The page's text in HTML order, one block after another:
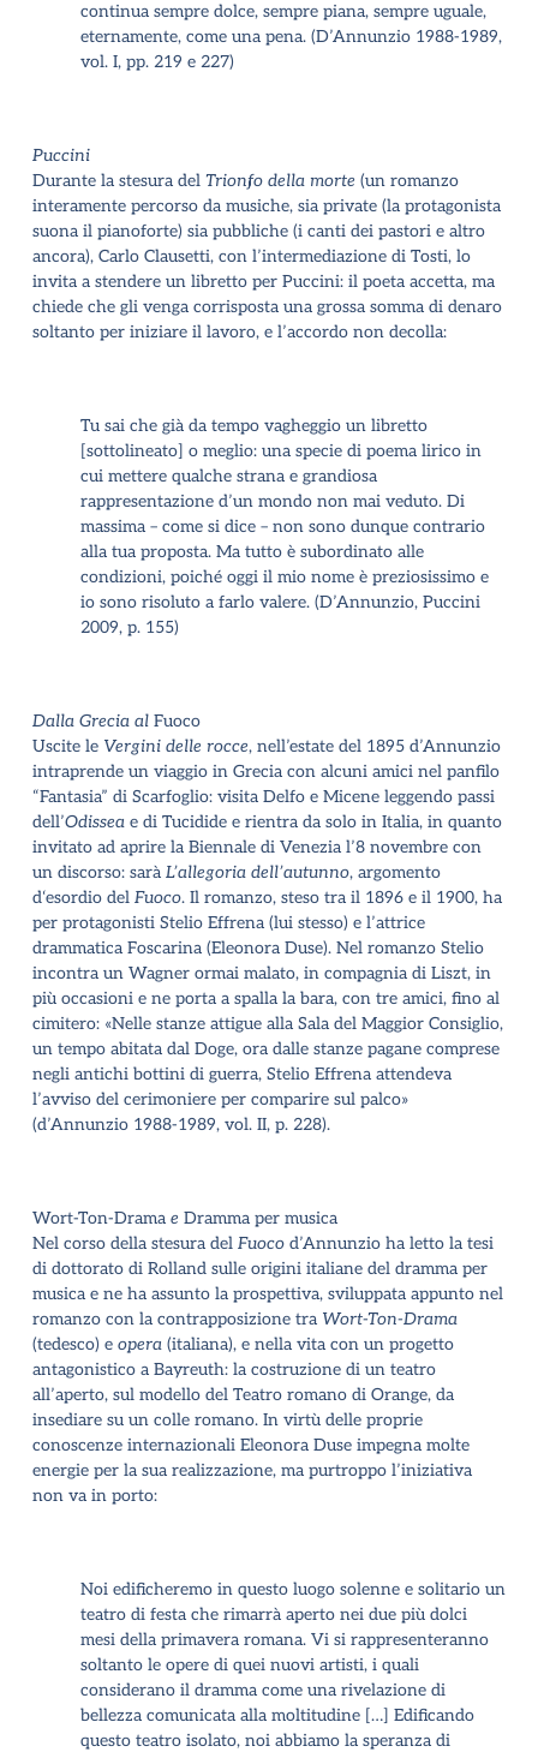
continua sempre dolce, sempre piana, sempre uguale,
eternamente, come una pena. (D’Annunzio 1988-1989,
vol. I, pp. 219 e 227)
Puccini
Durante la stesura del Trionfo della morte (un romanzo
interamente percorso da musiche, sia private (la protagonista
suona il pianoforte) sia pubbliche (i canti dei pastori e altro
ancora), Carlo Clausetti, con l’intermediazione di Tosti, lo
invita a stendere un libretto per Puccini: il poeta accetta, ma
chiede che gli venga corrisposta una grossa somma di denaro
soltanto per iniziare il lavoro, e l’accordo non decolla:
Tu sai che già da tempo vagheggio un libretto
[sottolineato] o meglio: una specie di poema lirico in
cui mettere qualche strana e grandiosa
rappresentazione d’un mondo non mai veduto. Di
massima – come si dice – non sono dunque contrario
alla tua proposta. Ma tutto è subordinato alle
condizioni, poiché oggi il mio nome è preziosissimo e
io sono risoluto a farlo valere. (D’Annunzio, Puccini
2009, p. 155)
Dalla Grecia al Fuoco
Uscite le Vergini delle rocce, nell’estate del 1895 d’Annunzio
intraprende un viaggio in Grecia con alcuni amici nel panfilo
“Fantasia” di Scarfoglio: visita Delfo e Micene leggendo passi
dell’Odisseae di Tucidide e rientra da solo in Italia, in quanto
invitato ad aprire la Biennale di Venezia l’8 novembre con
un discorso: sarà L’allegoria dell’autunno, argomento
d‘esordio del Fuoco. Il romanzo, steso tra il 1896 e il 1900, ha
per protagonisti Stelio Effrena (lui stesso) e l’attrice
drammatica Foscarina (Eleonora Duse). Nel romanzo Stelio
incontra un Wagner ormai malato, in compagnia di Liszt, in
più occasioni e ne porta a spalla la bara, con tre amici, fino al
cimitero: «Nelle stanze attigue alla Sala del Maggior Consiglio,
un tempo abitata dal Doge, ora dalle stanze pagane comprese
negli antichi bottini di guerra, Stelio Effrena attendeva
l’avviso del cerimoniere per comparire sul palco»
(d’Annunzio 1988-1989, vol. II, p. 228).
Wort-Ton-Drama e Dramma per musica
Nel corso della stesura del Fuocod’Annunzio ha letto la tesi
di dottorato di Rolland sulle origini italiane del dramma per
musica e ne ha assunto la prospettiva, sviluppata appunto nel
romanzo con la contrapposizione tra Wort-Ton-Drama
(tedesco) e opera (italiana), e nella vita con un progetto
antagonistico a Bayreuth: la costruzione di un teatro
all’aperto, sul modello del Teatro romano di Orange, da
insediare su un colle romano. In virtù delle proprie
conoscenze internazionali Eleonora Duse impegna molte
energie per la sua realizzazione, ma purtroppo l’iniziativa
non va in porto:
Noi edificheremo in questo luogo solenne e solitario un
teatro di festa che rimarrà aperto nei due più dolci
mesi della primavera romana. Vi si rappresenteranno
soltanto le opere di quei nuovi artisti, i quali
considerano il dramma come una rivelazione di
bellezza comunicata alla moltitudine […] Edificando
questo teatro isolato, noi abbiamo la speranza di